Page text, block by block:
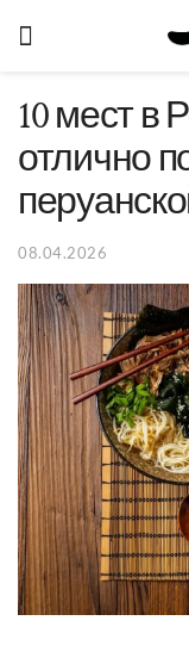
10 мест в
отлично
08.04.2026